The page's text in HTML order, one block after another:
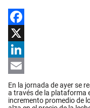
Facebook
X
LinkedIn
Email
En la jornada de ayer se
a través de la plataforma
incremento promedio de